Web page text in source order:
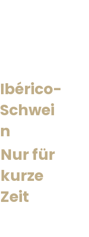
Ibérico-
Schwei
n
Nur für
kurze
Zeit